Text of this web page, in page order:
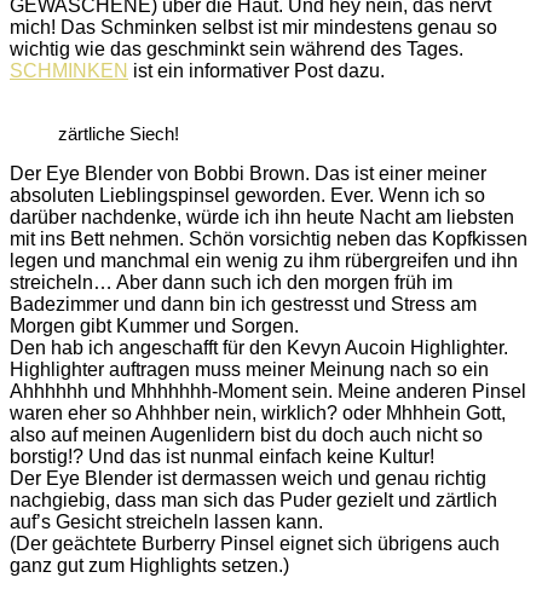
GEWASCHENE) über die Haut. Und hey nein, das nervt
mich! Das Schminken selbst ist mir mindestens genau so
wichtig wie das geschminkt sein während des Tages.
SCHMINKEN ist ein informativer Post dazu.
zärtliche Siech!
Der Eye Blender von Bobbi Brown. Das ist einer meiner
absoluten Lieblingspinsel geworden. Ever. Wenn ich so
darüber nachdenke, würde ich ihn heute Nacht am liebsten
mit ins Bett nehmen. Schön vorsichtig neben das Kopfkissen
legen und manchmal ein wenig zu ihm rübergreifen und ihn
streicheln… Aber dann such ich den morgen früh im
Badezimmer und dann bin ich gestresst und Stress am
Morgen gibt Kummer und Sorgen.
Den hab ich angeschafft für den Kevyn Aucoin Highlighter.
Highlighter auftragen muss meiner Meinung nach so ein
Ahhhhhh und Mhhhhhh-Moment sein. Meine anderen Pinsel
waren eher so Ahhhber nein, wirklich? oder Mhhhein Gott,
also auf meinen Augenlidern bist du doch auch nicht so
borstig!? Und das ist nunmal einfach keine Kultur!
Der Eye Blender ist dermassen weich und genau richtig
nachgiebig, dass man sich das Puder gezielt und zärtlich
auf’s Gesicht streicheln lassen kann.
(Der geächtete Burberry Pinsel eignet sich übrigens auch
ganz gut zum Highlights setzen.)